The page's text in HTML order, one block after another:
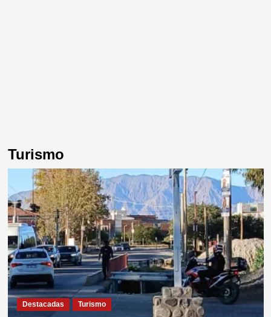
Turismo
Destacadas Turismo